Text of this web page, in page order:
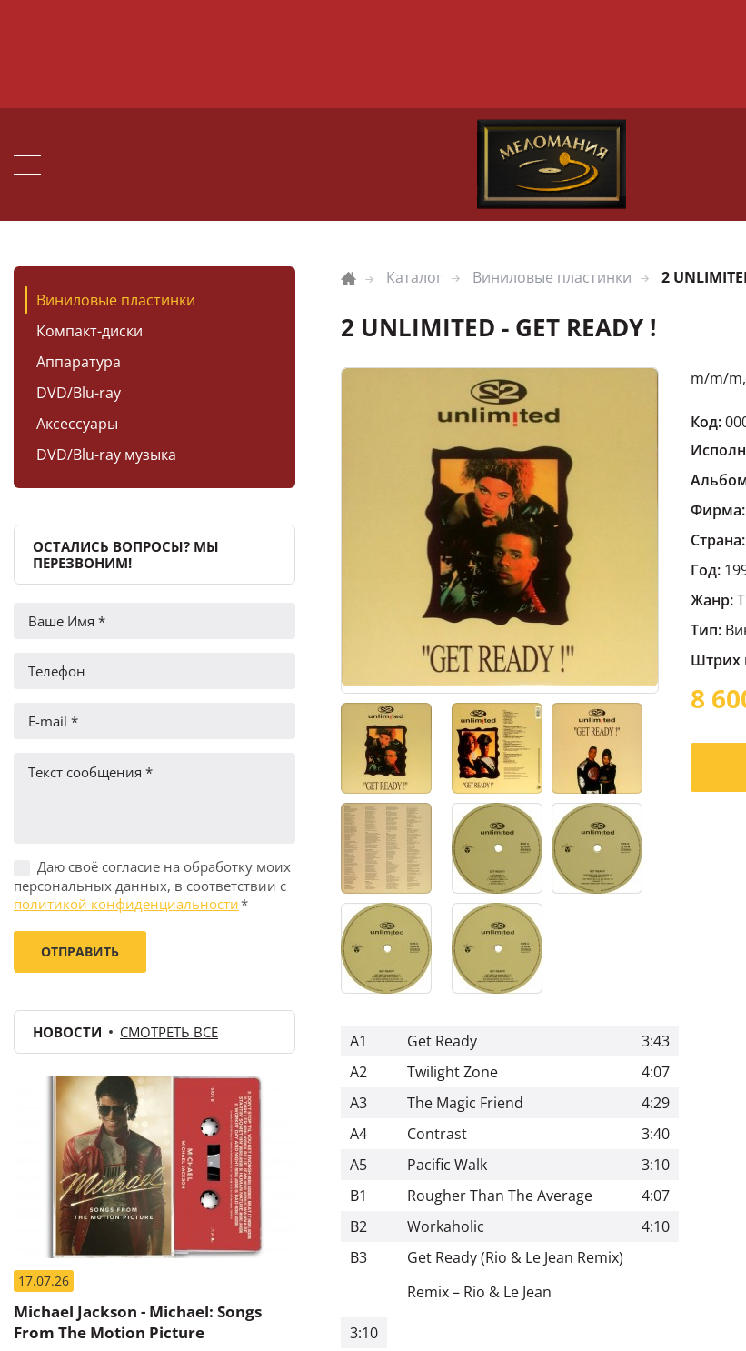
Виниловые пластинки
Компакт-диски
Аппаратура
DVD/Blu-ray
Аксессуары
DVD/Blu-ray музыка
ОСТАЛИСЬ ВОПРОСЫ? МЫ
ПЕРЕЗВОНИМ!
Даю своё согласие на обработку моих
персональных данных, в соответствии с
политикой конфиденциальности*
НОВОСТИ СМОТРЕТЬ ВСЕ
17.07.26
Michael Jackson - Michael: Songs
From The Motion Picture
Каталог Виниловые пластинки 2
2 UNLIMITED - GET READY !
m/m/m,
Код:
Фирма:
Страна:
Год:
Жанр:
Тип:
Штрих
8
A1 Get Ready
3:43
A2
Twilight Zone
4:07
A3
The Magic Friend
4:29
A4
Contrast
3:40
A5
Pacific Walk
3:10
B1
Rougher Than The Average
4:07
B2
Workaholic
4:10
B3
Get Ready (Rio & Le Jean Remix)
Remix– Rio & Le Jean
3:10